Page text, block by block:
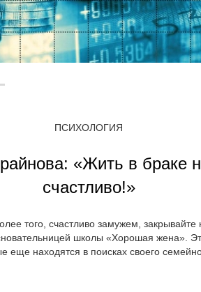
ПСИХОЛОГИЯ
«Жить в браке
счастливо!»
того, счастливо замужем,
школы «Хорошая жена».
еще находятся в поисках своего